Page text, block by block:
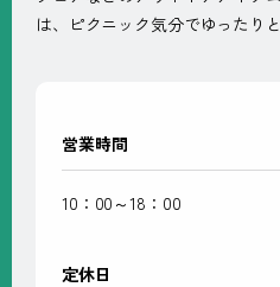
は、ピクニック気分でゆったり
営業時間
10：00～18：00
定休日